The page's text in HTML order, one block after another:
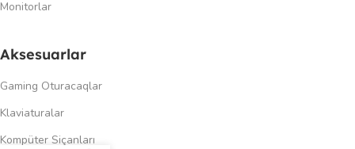
Monitorlar
Aksesuarlar
Gaming Oturacaqlar
Klaviaturalar
Kompüter Siçanları